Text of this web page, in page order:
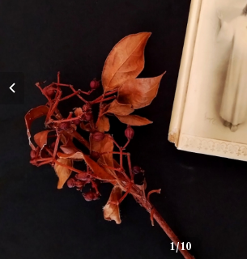
1/10